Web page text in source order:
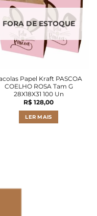
FORA DE ESTOQUE
Papel Kraft PASCOA
COELHO ROSA Tam G
28X18X31 100 Un
R$ 128,00
LER MAIS